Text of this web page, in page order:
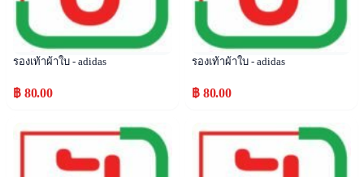
รองเท้าผ้าใบ - adidas
฿ 80.00
รองเท้าผ้าใบ - adidas
฿ 80.00
Popular Popular